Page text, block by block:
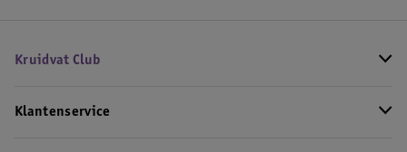
Kruidvat Club
Klantenservice